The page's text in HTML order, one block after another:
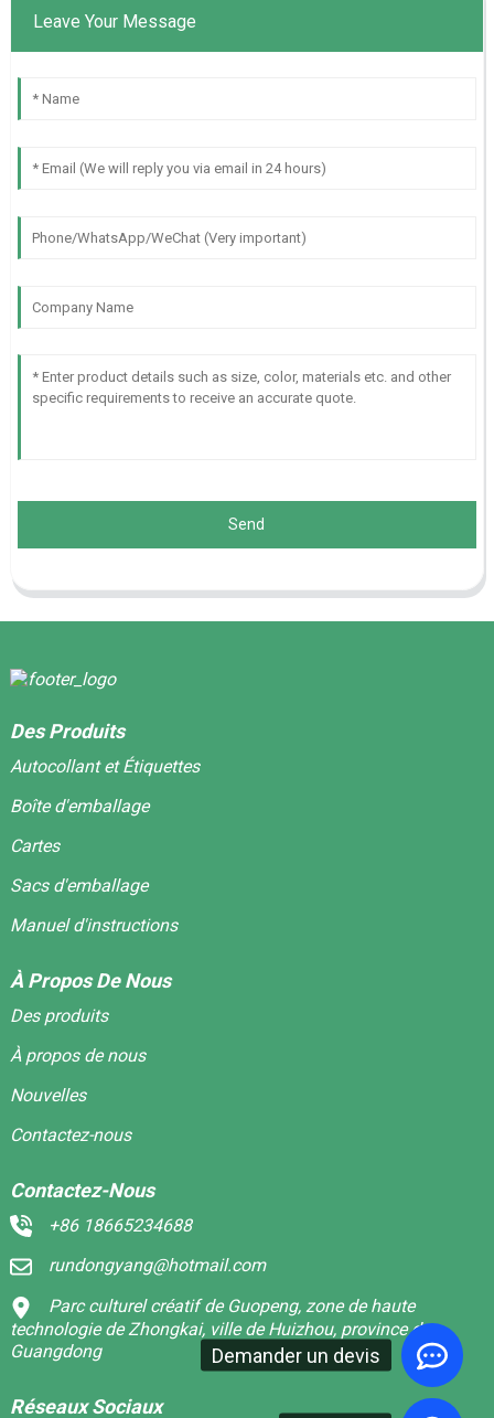
Demander un devis
Leave Your Message
Send
Des Produits
Autocollant et Étiquettes
Boîte d'emballage
Cartes
Sacs d'emballage
Manuel d'instructions
À Propos De Nous
Des produits
À propos de nous
Nouvelles
Contactez-nous
Contactez-Nous
+86 18665234688
rundongyang@hotmail.com
Parc culturel créatif de Guopeng, zone de haute
technologie de Zhongkai, ville de Huizhou, province du
Guangdong
Réseaux Sociaux